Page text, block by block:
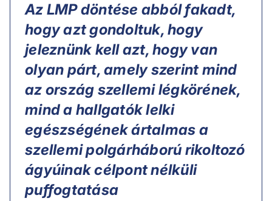
Az LMP döntése abból fakadt,
hogy azt gondoltuk, hogy
jeleznünk kell azt, hogy van
olyan párt, amely szerint mind
az ország szellemi légkörének,
mind a hallgatók lelki
egészségének ártalmas a
szellemi polgárháború rikoltozó
ágyúinak célpont nélküli
puffogtatása